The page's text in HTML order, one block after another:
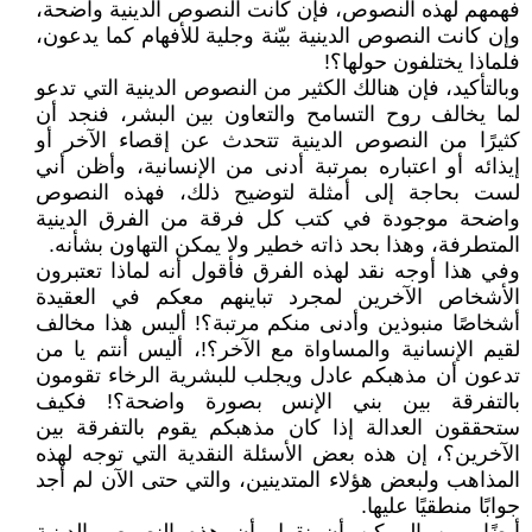
فهمهم لهذه النصوص، فإن كانت النصوص الدينية واضحة،
وإن كانت النصوص الدينية بيّنة وجلية للأفهام كما يدعون،
فلماذا يختلفون حولها؟!
وبالتأكيد، فإن هنالك الكثير من النصوص الدينية التي تدعو
لما يخالف روح التسامح والتعاون بين البشر، فنجد أن
كثيرًا من النصوص الدينية تتحدث عن إقصاء الآخر أو
إيذائه أو اعتباره بمرتبة أدنى من الإنسانية، وأظن أني
لست بحاجة إلى أمثلة لتوضيح ذلك، فهذه النصوص
واضحة موجودة في كتب كل فرقة من الفرق الدينية
المتطرفة، وهذا بحد ذاته خطير ولا يمكن التهاون بشأنه.
وفي هذا أوجه نقد لهذه الفرق فأقول أنه لماذا تعتبرون
الأشخاص الآخرين لمجرد تباينهم معكم في العقيدة
أشخاصًا منبوذين وأدنى منكم مرتبة؟! أليس هذا مخالف
لقيم الإنسانية والمساواة مع الآخر؟!، أليس أنتم يا من
تدعون أن مذهبكم عادل ويجلب للبشرية الرخاء تقومون
بالتفرقة بين بني الإنس بصورة واضحة؟! فكيف
ستحققون العدالة إذا كان مذهبكم يقوم بالتفرقة بين
الآخرين؟، إن هذه بعض الأسئلة النقدية التي توجه لهذه
المذاهب ولبعض هؤلاء المتدينين، والتي حتى الآن لم أجد
جوابًا منطقيًا عليها.